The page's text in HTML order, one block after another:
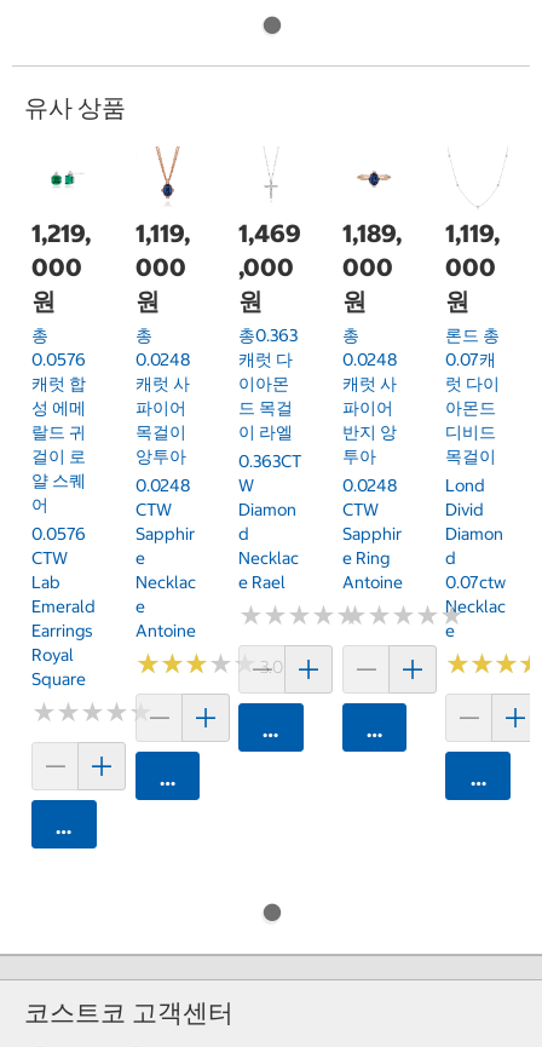
유사 상품
1,219,
000
원
총
0.0576
캐럿 합
성 에메
랄드 귀
걸이 로
얄 스퀘
어
0.0576
CTW
Lab
Emerald
Earrings
Royal
Square
★★★★★
★★★★★
카트에 담기
1,119,
000
원
총
0.0248
캐럿 사
파이어
목걸이
앙투아
0.0248
CTW
Sapphir
E
Necklac
E
Antoine
★★★★★
★★★★★3.0 (1)
카트에 담기
1,469
,000
원
총0.363
캐럿 다
이아몬
드 목걸
이 라엘
0.363CT
W
Diamon
D
Necklac
E Rael
★★★★★
★★★★★
카트에 담기
1,189,
000
원
총
0.0248
캐럿 사
파이어
반지 앙
투아
0.0248
CTW
Sapphir
E Ring
Antoine
★★★★★
★★★★★
카트에 담기
1,119,
000
원
론드 총
0.07캐
럿 다이
아몬드
디비드
목걸이
Lond
Divid
Diamon
D
0.07ctw
Necklac
E
★★★
★★★
카트에
코스트코 고객센터